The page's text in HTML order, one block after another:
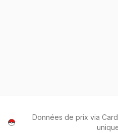
Données de prix via